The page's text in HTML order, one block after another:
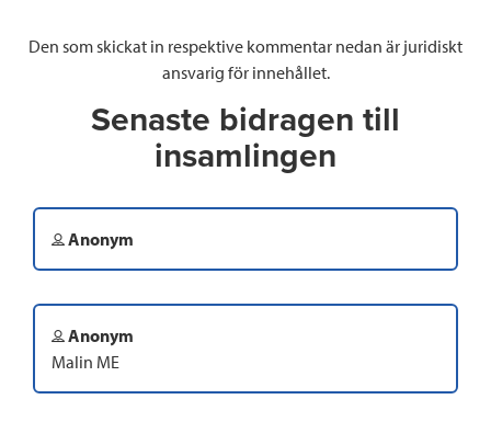
Den som skickat in respektive kommentar nedan är juridiskt
ansvarig för innehållet.
Senaste bidragen till
insamlingen
Anonym
Anonym
Malin ME